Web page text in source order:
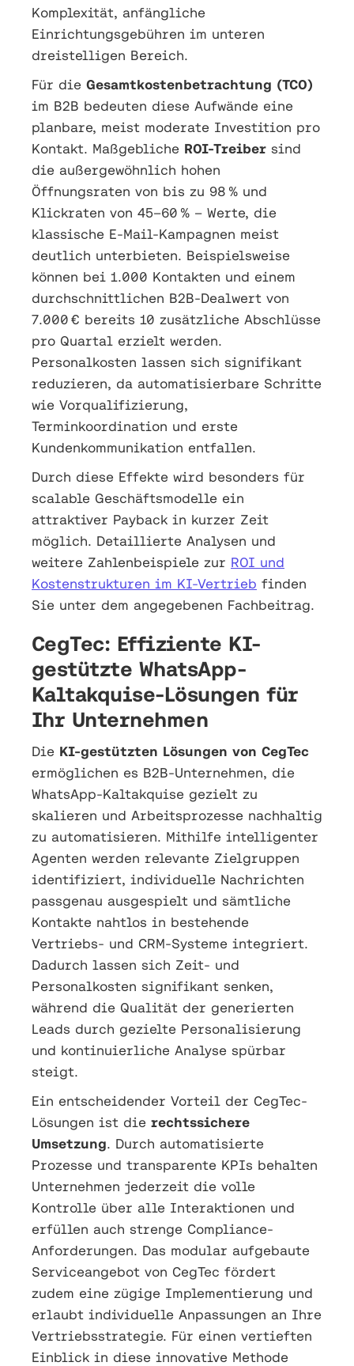
Komplexität, anfängliche
Einrichtungsgebühren im unteren
dreistelligen Bereich.
Für die Gesamtkostenbetrachtung (TCO)
im B2B bedeuten diese Aufwände eine
planbare, meist moderate Investition pro
Kontakt. Maßgebliche ROI-Treiber sind
die außergewöhnlich hohen
Öffnungsraten von bis zu 98 % und
Klickraten von 45–60 % – Werte, die
klassische E-Mail-Kampagnen meist
deutlich unterbieten. Beispielsweise
können bei 1.000 Kontakten und einem
durchschnittlichen B2B-Dealwert von
7.000 € bereits 10 zusätzliche Abschlüsse
pro Quartal erzielt werden.
Personalkosten lassen sich signifikant
reduzieren, da automatisierbare Schritte
wie Vorqualifizierung,
Terminkoordination und erste
Kundenkommunikation entfallen.
Durch diese Effekte wird besonders für
scalable Geschäftsmodelle ein
attraktiver Payback in kurzer Zeit
möglich. Detaillierte Analysen und
weitere Zahlenbeispiele zur ROI und
Kostenstrukturen im KI-Vertrieb finden
Sie unter dem angegebenen Fachbeitrag.
CegTec: Effiziente KI-
gestützte WhatsApp-
Kaltakquise-Lösungen für
Ihr Unternehmen
Die KI-gestützten Lösungen von CegTec
ermöglichen es B2B-Unternehmen, die
WhatsApp-Kaltakquise gezielt zu
skalieren und Arbeitsprozesse nachhaltig
zu automatisieren. Mithilfe intelligenter
Agenten werden relevante Zielgruppen
identifiziert, individuelle Nachrichten
passgenau ausgespielt und sämtliche
Kontakte nahtlos in bestehende
Vertriebs- und CRM-Systeme integriert.
Dadurch lassen sich Zeit- und
Personalkosten signifikant senken,
während die Qualität der generierten
Leads durch gezielte Personalisierung
und kontinuierliche Analyse spürbar
steigt.
Ein entscheidender Vorteil der CegTec-
Lösungen ist die rechtssichere
Umsetzung. Durch automatisierte
Prozesse und transparente KPIs behalten
Unternehmen jederzeit die volle
Kontrolle über alle Interaktionen und
erfüllen auch strenge Compliance-
Anforderungen. Das modular aufgebaute
Serviceangebot von CegTec fördert
zudem eine zügige Implementierung und
erlaubt individuelle Anpassungen an Ihre
Vertriebsstrategie. Für einen vertieften
Einblick in diese innovative Methode